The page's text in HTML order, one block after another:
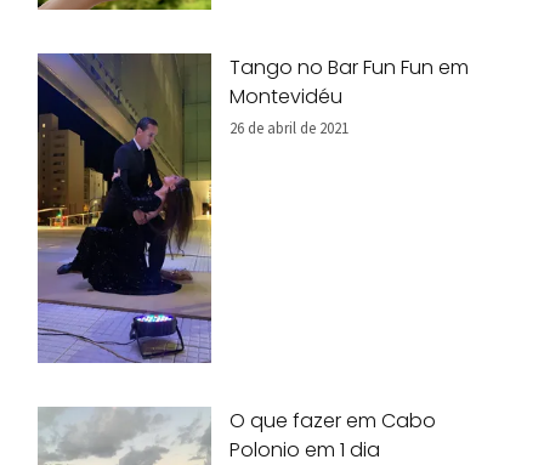
Tango no Bar Fun Fun em
Montevidéu
26 de abril de 2021
O que fazer em Cabo
Polonio em 1 dia